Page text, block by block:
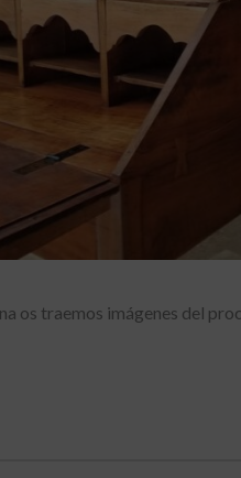
os traemos imágenes del